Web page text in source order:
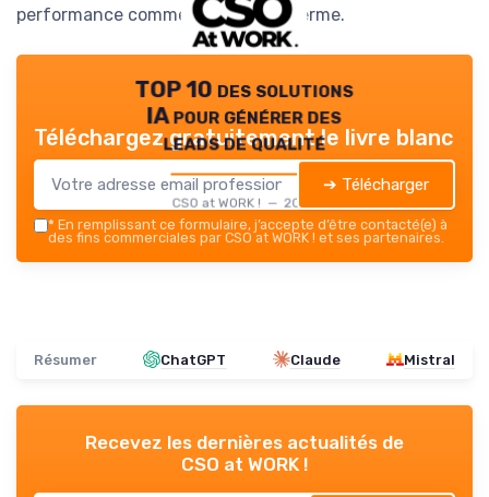
performance commerciale à long terme.
TOP 10 des solutions
IA pour générer des
leads de qualité
CSO at WORK ! — 2026
Téléchargez gratuitement le livre blanc
➔ Télécharger
* En remplissant ce formulaire, j’accepte d’être contacté(e) à
des fins commerciales par CSO at WORK ! et ses partenaires.
Résumer ChatGPT Claude Mistral
Recevez les dernières actualités de
CSO at WORK !